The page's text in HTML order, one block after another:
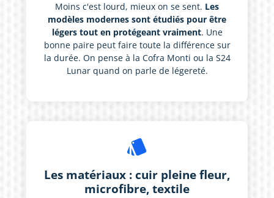
Moins c'est lourd, mieux on se sent. Les
modèles modernes sont étudiés pour être
légers tout en protégeant vraiment. Une
bonne paire peut faire toute la différence sur
la durée. On pense à la Cofra Monti ou la S24
Lunar quand on parle de légereté.
style
Les matériaux : cuir pleine fleur,
microfibre, textile